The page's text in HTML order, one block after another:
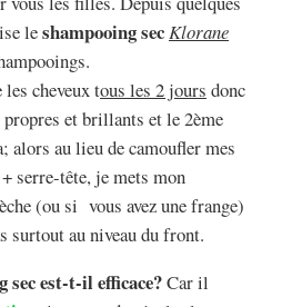
leshampooing secKlorane
les cheveux tous les 2 jours donc
et brillants et le 2ème
alors au lieu de camoufler mes
serre-tête, je mets mon
(ou si vous avez une frange)
surtout au niveau du front.
sec est-t-il efficace?Car il